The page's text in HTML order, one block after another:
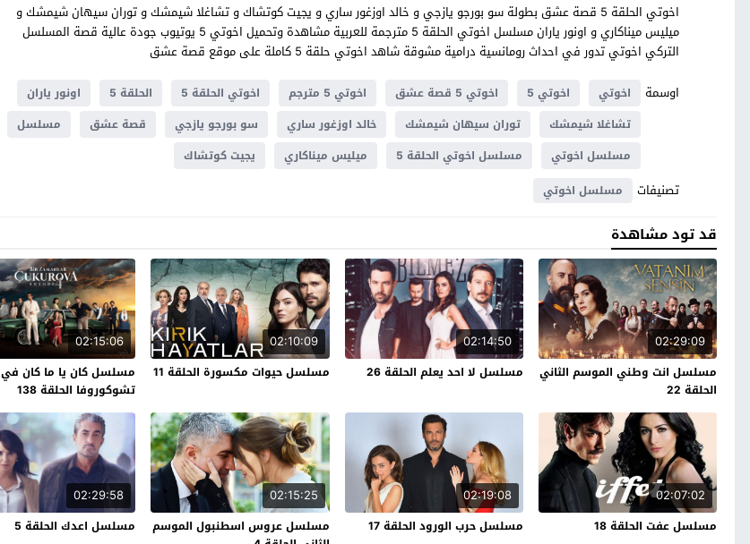
اخوتي الحلقة 5 قصة عشق بطولة سو بورجو يازجي و خالد اوزغور ساري و يجيت كوتشاك و تشاغلا شيمشك و توران سيهان شيمشك و
ميليس ميناكاري و اونور ياران مسلسل اخوتي الحلقة 5 مترجمة للعربية مشاهدة وتحميل اخوتي 5 يوتيوب جودة عالية قصة المسلسل
التركي اخوتي تدور في احداث رومانسية درامية مشوقة شاهد اخوتي حلقة 5 كاملة على موقع قصة عشق
اوسمة
اخوتي اخوتي 5 اخوتي 5 قصة عشق اخوتي 5 مترجم اخوتي الحلقة 5 الحلقة 5
اونور ياران
تشاغلا شيمشك
توران سيهان شيمشك خالد اوزغور ساري سو بورجو يازجي قصة عشق
مسلسل
مسلسل اخوتي
مسلسل اخوتي الحلقة 5 ميليس ميناكاري يجيت كوتشاك
تصنيفات مسلسل اخوتي
قد تود مشاهدة
02:29:09
مسلسل انت وطني الموسم الثاني
الحلقة 22
02:14:50
مسلسل لا احد يعلم الحلقة 26
02:10:09
مسلسل حيوات مكسورة الحلقة 11
02:15:06
مسلسل كان يا ما كان في
تشوكوروفا الحلقة 138
02:07:02
مسلسل عفت الحلقة 18
02:19:08
مسلسل حرب الورود الحلقة 17
02:15:25
مسلسل عروس اسطنبول الموسم
02:29:58
مسلسل اعدك الحلقة 5